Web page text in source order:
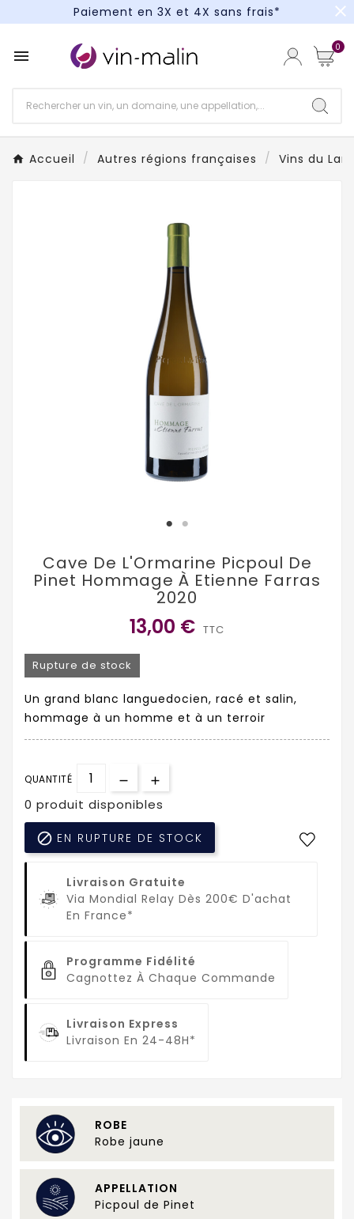
Paiement en 3X et 4X sans frais*
Paiement en 3X et 4X sans frais*
close
 0
Accueil Autres régions françaises Vins du
Cave De L'Ormarine Picpoul De
Pinet Hommage À Etienne Farras
2020
13,00 € TTC
Rupture de stock
Un grand blanc languedocien, racé et salin,
hommage à un homme et à un terroir
QUANTITÉ
0 produit disponibles
 EN RUPTURE DE STOCK
Livraison Gratuite
Via Mondial Relay Dès 200€ D'achat
En France*
Programme Fidélité
Cagnottez À Chaque Commande
Livraison Express
Livraison En 24-48H*
ROBE
Robe jaune
APPELLATION
Picpoul de Pinet